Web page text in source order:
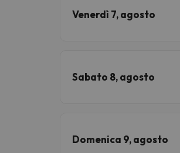
Venerdì 7, agosto
Sabato 8, agosto
Domenica 9, agosto